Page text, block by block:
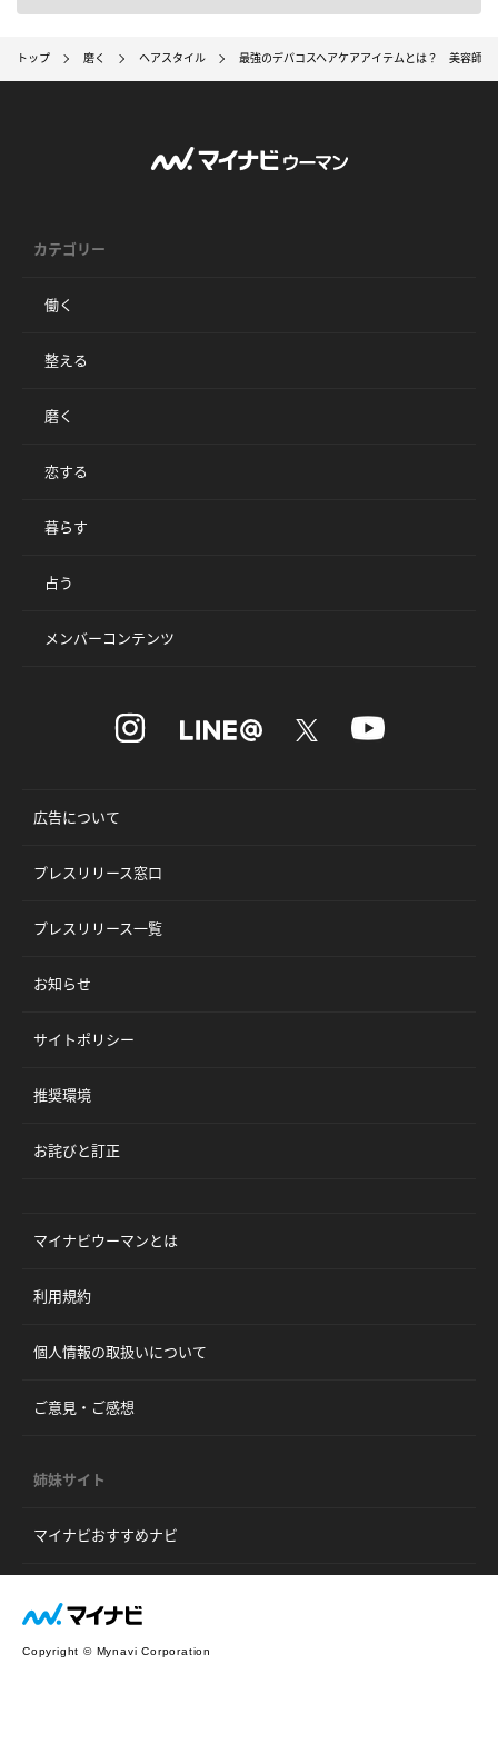
トップ 磨く ヘアスタイル 最強のデパコスヘアケアアイテムとは？ 美容師お
カテゴリー
働く
整える
磨く
恋する
暮らす
占う
メンバーコンテンツ
広告について
プレスリリース窓口
プレスリリース一覧
お知らせ
サイトポリシー
推奨環境
お詫びと訂正
マイナビウーマンとは
利用規約
個人情報の取扱いについて
ご意見・ご感想
姉妹サイト
マイナビおすすめナビ
Copyright © Mynavi Corporation